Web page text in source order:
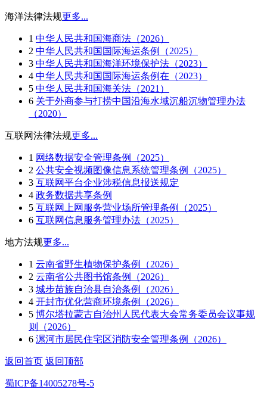
海洋法律法规更多...
1 中华人民共和国海商法（2026）
2 中华人民共和国国际海运条例（2025）
3 中华人民共和国海洋环境保护法（2023）
4 中华人民共和国国际海运条例在（2023）
5 中华人民共和国海关法（2021）
6 关于外商参与打捞中国沿海水域沉船沉物管理办法
（2020）
互联网法律法规更多...
1 网络数据安全管理条例（2025）
2 公共安全视频图像信息系统管理条例（2025）
3 互联网平台企业涉税信息报送规定
4 政务数据共享条例
5 互联网上网服务营业场所管理条例（2025）
6 互联网信息服务管理办法（2025）
地方法规更多...
1 云南省野生植物保护条例（2026）
2 云南省公共图书馆条例（2026）
3 城步苗族自治县自治条例（2026）
4 开封市优化营商环境条例（2026）
5 博尔塔拉蒙古自治州人民代表大会常务委员会议事规
则（2026）
6 漯河市居民住宅区消防安全管理条例（2026）
返回首页 返回顶部
蜀ICP备14005278号-5